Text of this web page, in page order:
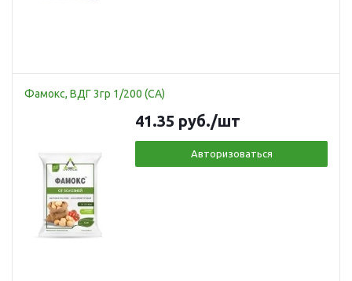
Фамокс, ВДГ 3гр 1/200 (СА)
41.35 руб./шт
Авторизоваться